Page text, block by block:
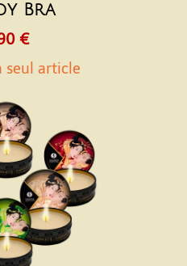
Bra
€
seul article